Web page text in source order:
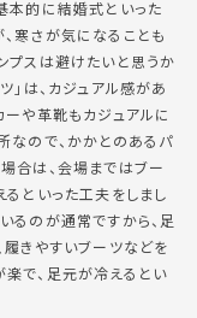
本的に結婚式といった
寒さが気になることも
プスは避けたいと思うか
」は、カジュアル感があ
ーや革靴もカジュアルに
なので、かかとのあるパ
合は、会場まではブー
るといった工夫をしまし
るのが通常ですから、足
履きやすいブーツなどを
で、足元が冷えるとい